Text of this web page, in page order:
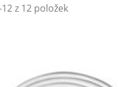
z 12 položek